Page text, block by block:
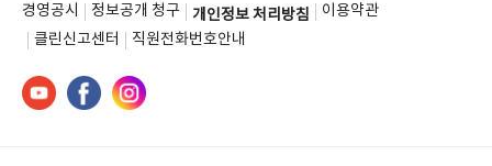
경영공시 정보공개 청구 개인정보 처리방침
이용약관
클린신고센터
직원전화번호안내